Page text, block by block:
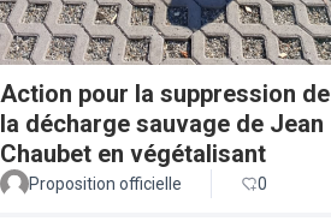
Action pour la suppression de
la décharge sauvage de Jean
Chaubet en végétalisant
Proposition officielle 0